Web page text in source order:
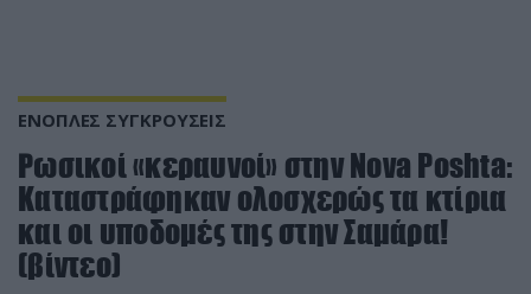
ΕΝΟΠΛΕΣ ΣΥΓΚΡΟΥΣΕΙΣ
Ρωσικοί «κεραυνοί» στην Νοva Poshta:
Καταστράφηκαν ολοσχερώς τα κτίρια
και οι υποδομές της στην Σαμάρα!
(βίντεο)